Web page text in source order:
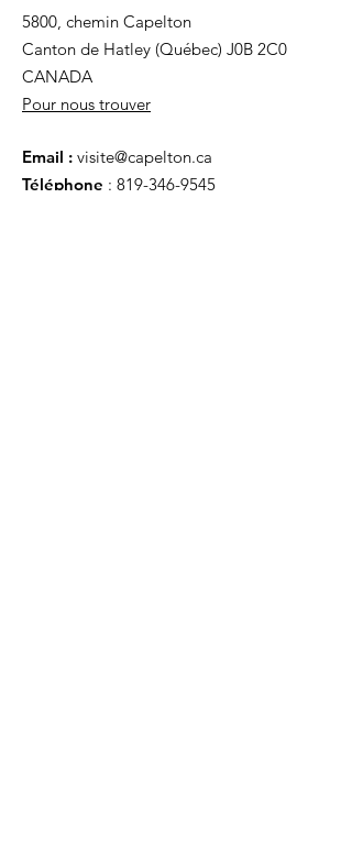
5800, chemin Capelton
Canton de Hatley (Québec) J0B 2C0
CANADA
Pour nous trouver
Email : visite@capelton.ca
Téléphone : 819-346-9545